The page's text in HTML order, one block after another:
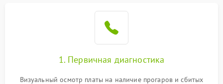
1. Первичная диагностика
Визуальный осмотр платы на наличие прогаров и сбитых